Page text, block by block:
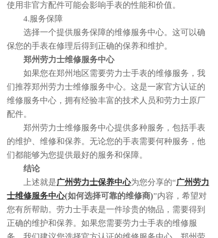
使用非官方配件可能会影响手表的性能和价值。
4.服务保障
选择一个提供服务保障的维修服务中心。这可以确
保您的手表在修理后得到正确的保养和维护。
郑州劳力士维修服务中心
如果您在郑州地区需要劳力士手表的维修服务，我
们推荐郑州劳力士维修服务中心。这是一家官方认证的
维修服务中心，拥有经验丰富的技术人员和劳力士原厂
配件。
郑州劳力士维修服务中心提供多种服务，包括手表
的维护、维修和保养。无论您的手表需要何种服务，他
们都能够为您提供最好的服务和保障。
结论
上述就是广州劳力士保养中心为您分享的“广州劳力
士维修服务中心(如何选择可靠的维修商)”内容，希望对
您有所帮助。劳力士手表是一件珍贵的物品，需要得到
正确的维护和保养。如果您需要劳力士手表的维修服